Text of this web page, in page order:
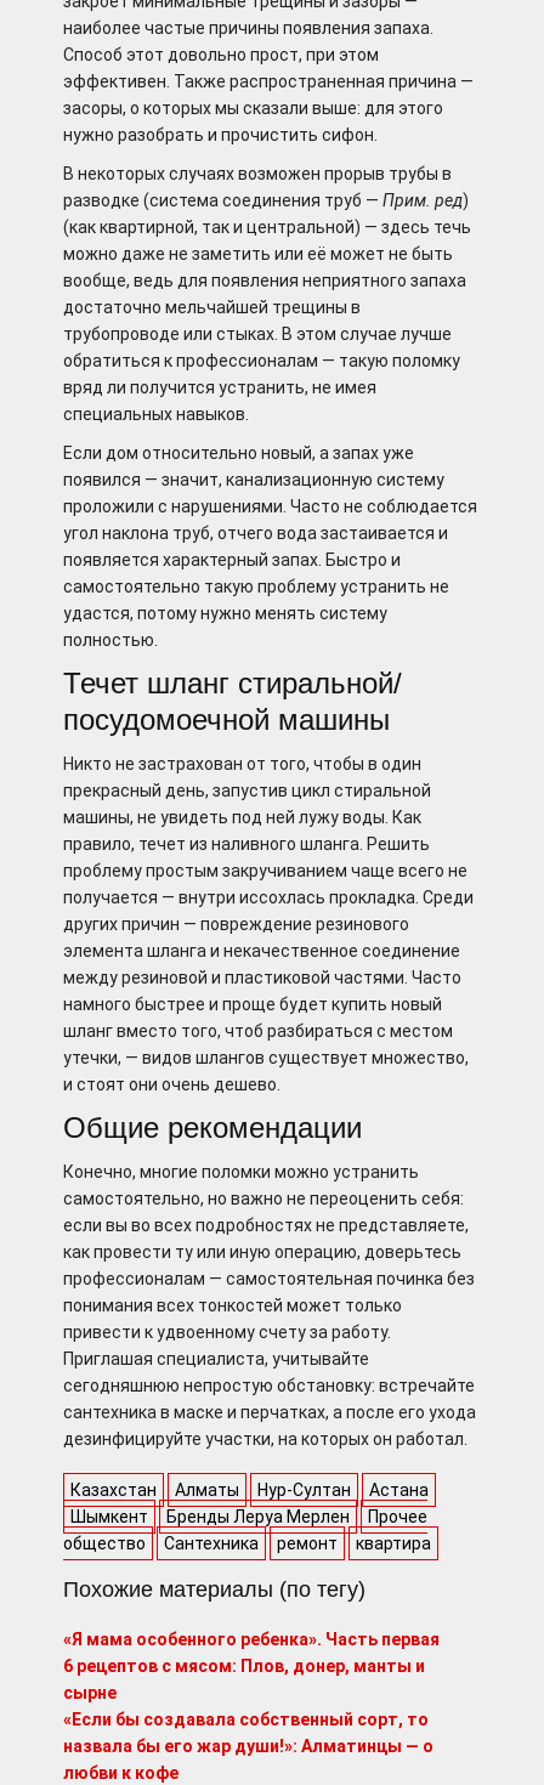
наиболее частые причины появления запаха.
Способ этот довольно прост, при этом
эффективен. Также распространенная причина —
засоры, о которых мы сказали выше: для этого
нужно разобрать и прочистить сифон.
В некоторых случаях возможен прорыв трубы в
разводке (система соединения труб —Прим. ред)
(как квартирной, так и центральной) — здесь течь
можно даже не заметить или её может не быть
вообще, ведь для появления неприятного запаха
достаточно мельчайшей трещины в
трубопроводе или стыках. В этом случае лучше
обратиться к профессионалам — такую поломку
вряд ли получится устранить, не имея
специальных навыков.
Если дом относительно новый, а запах уже
появился — значит, канализационную систему
проложили с нарушениями. Часто не соблюдается
угол наклона труб, отчего вода застаивается и
появляется характерный запах. Быстро и
самостоятельно такую проблему устранить не
удастся, потому нужно менять систему
полностью.
Течет шланг стиральной/
посудомоечной машины
Никто не застрахован от того, чтобы в один
прекрасный день, запустив цикл стиральной
машины, не увидеть под ней лужу воды. Как
правило, течет из наливного шланга. Решить
проблему простым закручиванием чаще всего не
получается — внутри иссохлась прокладка. Среди
других причин — повреждение резинового
элемента шланга и некачественное соединение
между резиновой и пластиковой частями. Часто
намного быстрее и проще будет купить новый
шланг вместо того, чтоб разбираться с местом
утечки, — видов шлангов существует множество,
и стоят они очень дешево.
Общие рекомендации
Конечно, многие поломки можно устранить
самостоятельно, но важно не переоценить себя:
если вы во всех подробностях не представляете,
как провести ту или иную операцию, доверьтесь
профессионалам — самостоятельная починка без
понимания всех тонкостей может только
привести к удвоенному счету за работу.
Приглашая специалиста, учитывайте
сегодняшнюю непростую обстановку: встречайте
сантехника в маске и перчатках, а после его ухода
дезинфицируйте участки, на которых он работал.
Казахстан Алматы Нур-Султан
Астана
Шымкент
Бренды Леруа Мерлен
Прочее
общество
Сантехника ремонт квартира
Похожие материалы (по тегу)
«Я мама особенного ребенка». Часть первая
6 рецептов с мясом: Плов, донер, манты и
сырне
«Если бы создавала собственный сорт, то
назвала бы его жар души!»: Алматинцы — о
любви к кофе